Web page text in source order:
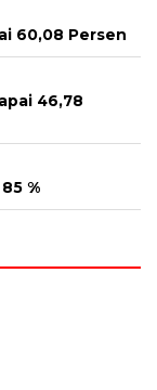
60,08 Persen
46,78
%